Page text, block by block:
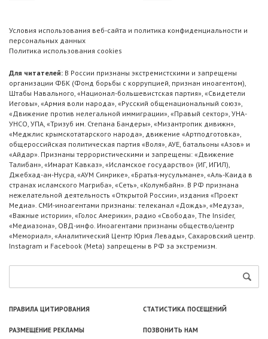
Условия использования веб-сайта и политика конфиденциальности и
персональных данных
Политика использования cookies
Для читателей: В России признаны экстремистскими и запрещены
организации ФБК (Фонд борьбы с коррупцией, признан иноагентом),
Штабы Навального, «Национал-большевистская партия», «Свидетели
Иеговы», «Армия воли народа», «Русский общенациональный союз»,
«Движение против нелегальной иммиграции», «Правый сектор», УНА-
УНСО, УПА, «Тризуб им. Степана Бандеры», «Мизантропик дивижн»,
«Меджлис крымскотатарского народа», движение «Артподготовка»,
общероссийская политическая партия «Воля», АУЕ, батальоны «Азов» и
«Айдар». Признаны террористическими и запрещены: «Движение
Талибан», «Имарат Кавказ», «Исламское государство» (ИГ, ИГИЛ),
Джебхад-ан-Нусра, «АУМ Синрике», «Братья-мусульмане», «Аль-Каида в
странах исламского Магриба», «Сеть», «Колумбайн». В РФ признана
нежелательной деятельность «Открытой России», издания «Проект
Медиа». СМИ-иноагентами признаны: телеканал «Дождь», «Медуза»,
«Важные истории», «Голос Америки», радио «Свобода», The Insider,
«Медиазона», ОВД-инфо. Иноагентами признаны общество/центр
«Мемориал», «Аналитический Центр Юрия Левады», Сахаровский центр.
Instagram и Facebook (Metа) запрещены в РФ за экстремизм.
ПРАВИЛА ЦИТИРОВАНИЯ СТАТИСТИКА ПОСЕЩЕНИЙ
РАЗМЕЩЕНИЕ РЕКЛАМЫ ПОЗВОНИТЬ НАМ